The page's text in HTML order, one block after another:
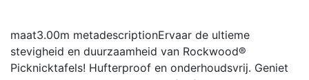
maat3.00m metadescriptionErvaar de ultieme
stevigheid en duurzaamheid van Rockwood®
Picknicktafels! Hufterproof en onderhoudsvrij. Geniet